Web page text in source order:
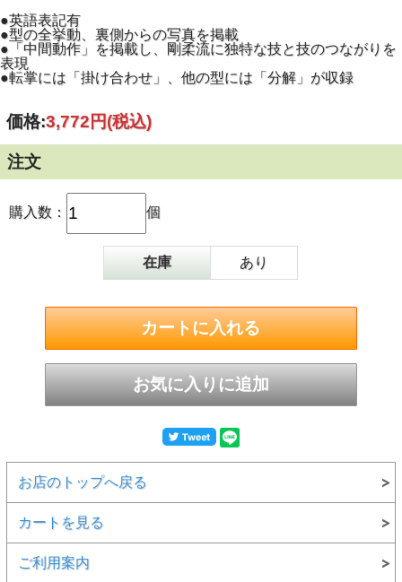
●英語表記有
●型の全挙動、裏側からの写真を掲載
●「中間動作」を掲載し、剛柔流に独特な技と技のつながりを
表現
●転掌には「掛け合わせ」、他の型には「分解」が収録
価格:3,772円(税込)
注文
購入数： 個
在庫 あり
お店のトップへ戻る
カートを見る
ご利用案内